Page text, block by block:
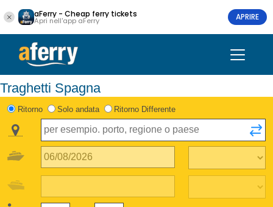
aFerry - Cheap ferry tickets
Apri nell'app aFerry APRIRE
Traghetti Spagna
Ritorno Solo andata Ritorno Differente